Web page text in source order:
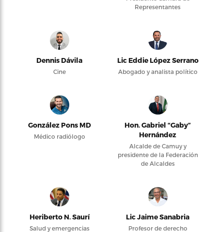
Representantes
Dennis Dávila
Cine
Lic Eddie López Serrano
Abogado y analista político
González Pons MD
Médico radiólogo
Hon. Gabriel “Gaby”
Hernández
Alcalde de Camuy y
presidente de la Federación
de Alcaldes
Heriberto N. Saurí
Salud y emergencias
Lic Jaime Sanabria
Profesor de derecho